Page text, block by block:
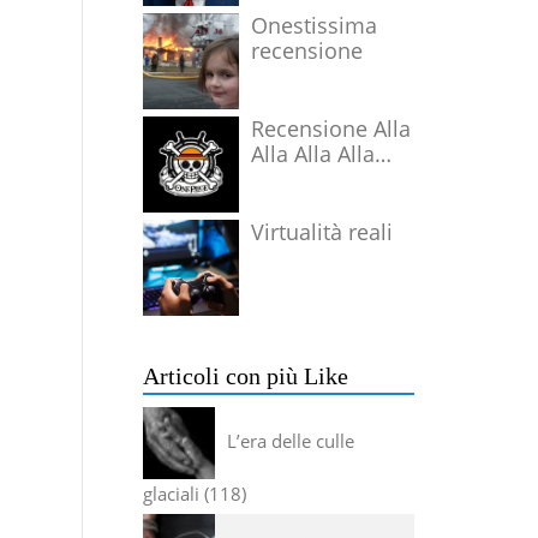
Onestissima
recensione
Recensione Alla
Alla Alla Alla
Virtualità reali
Articoli con più Like
L’era delle culle
glaciali 118